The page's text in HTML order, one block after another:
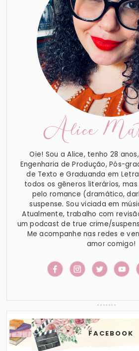
Alice
Oie! Sou a Alice, tenho 28
Engenharia de Produção, Pós-
de Texto e Graduanda em
todos os gêneros literários,
pelo romance (dramático,
suspense. Sou viciada em
Atualmente, trabalho com
um podcast de true crime/
Me acompanhe nas redes e
amor comigo!
FACEBOOK